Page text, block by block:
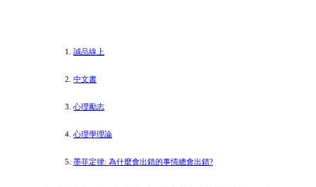
誠品線上
中文書
心理勵志
心理學理論
墨菲定律: 為什麼會出錯的事情總會出錯?